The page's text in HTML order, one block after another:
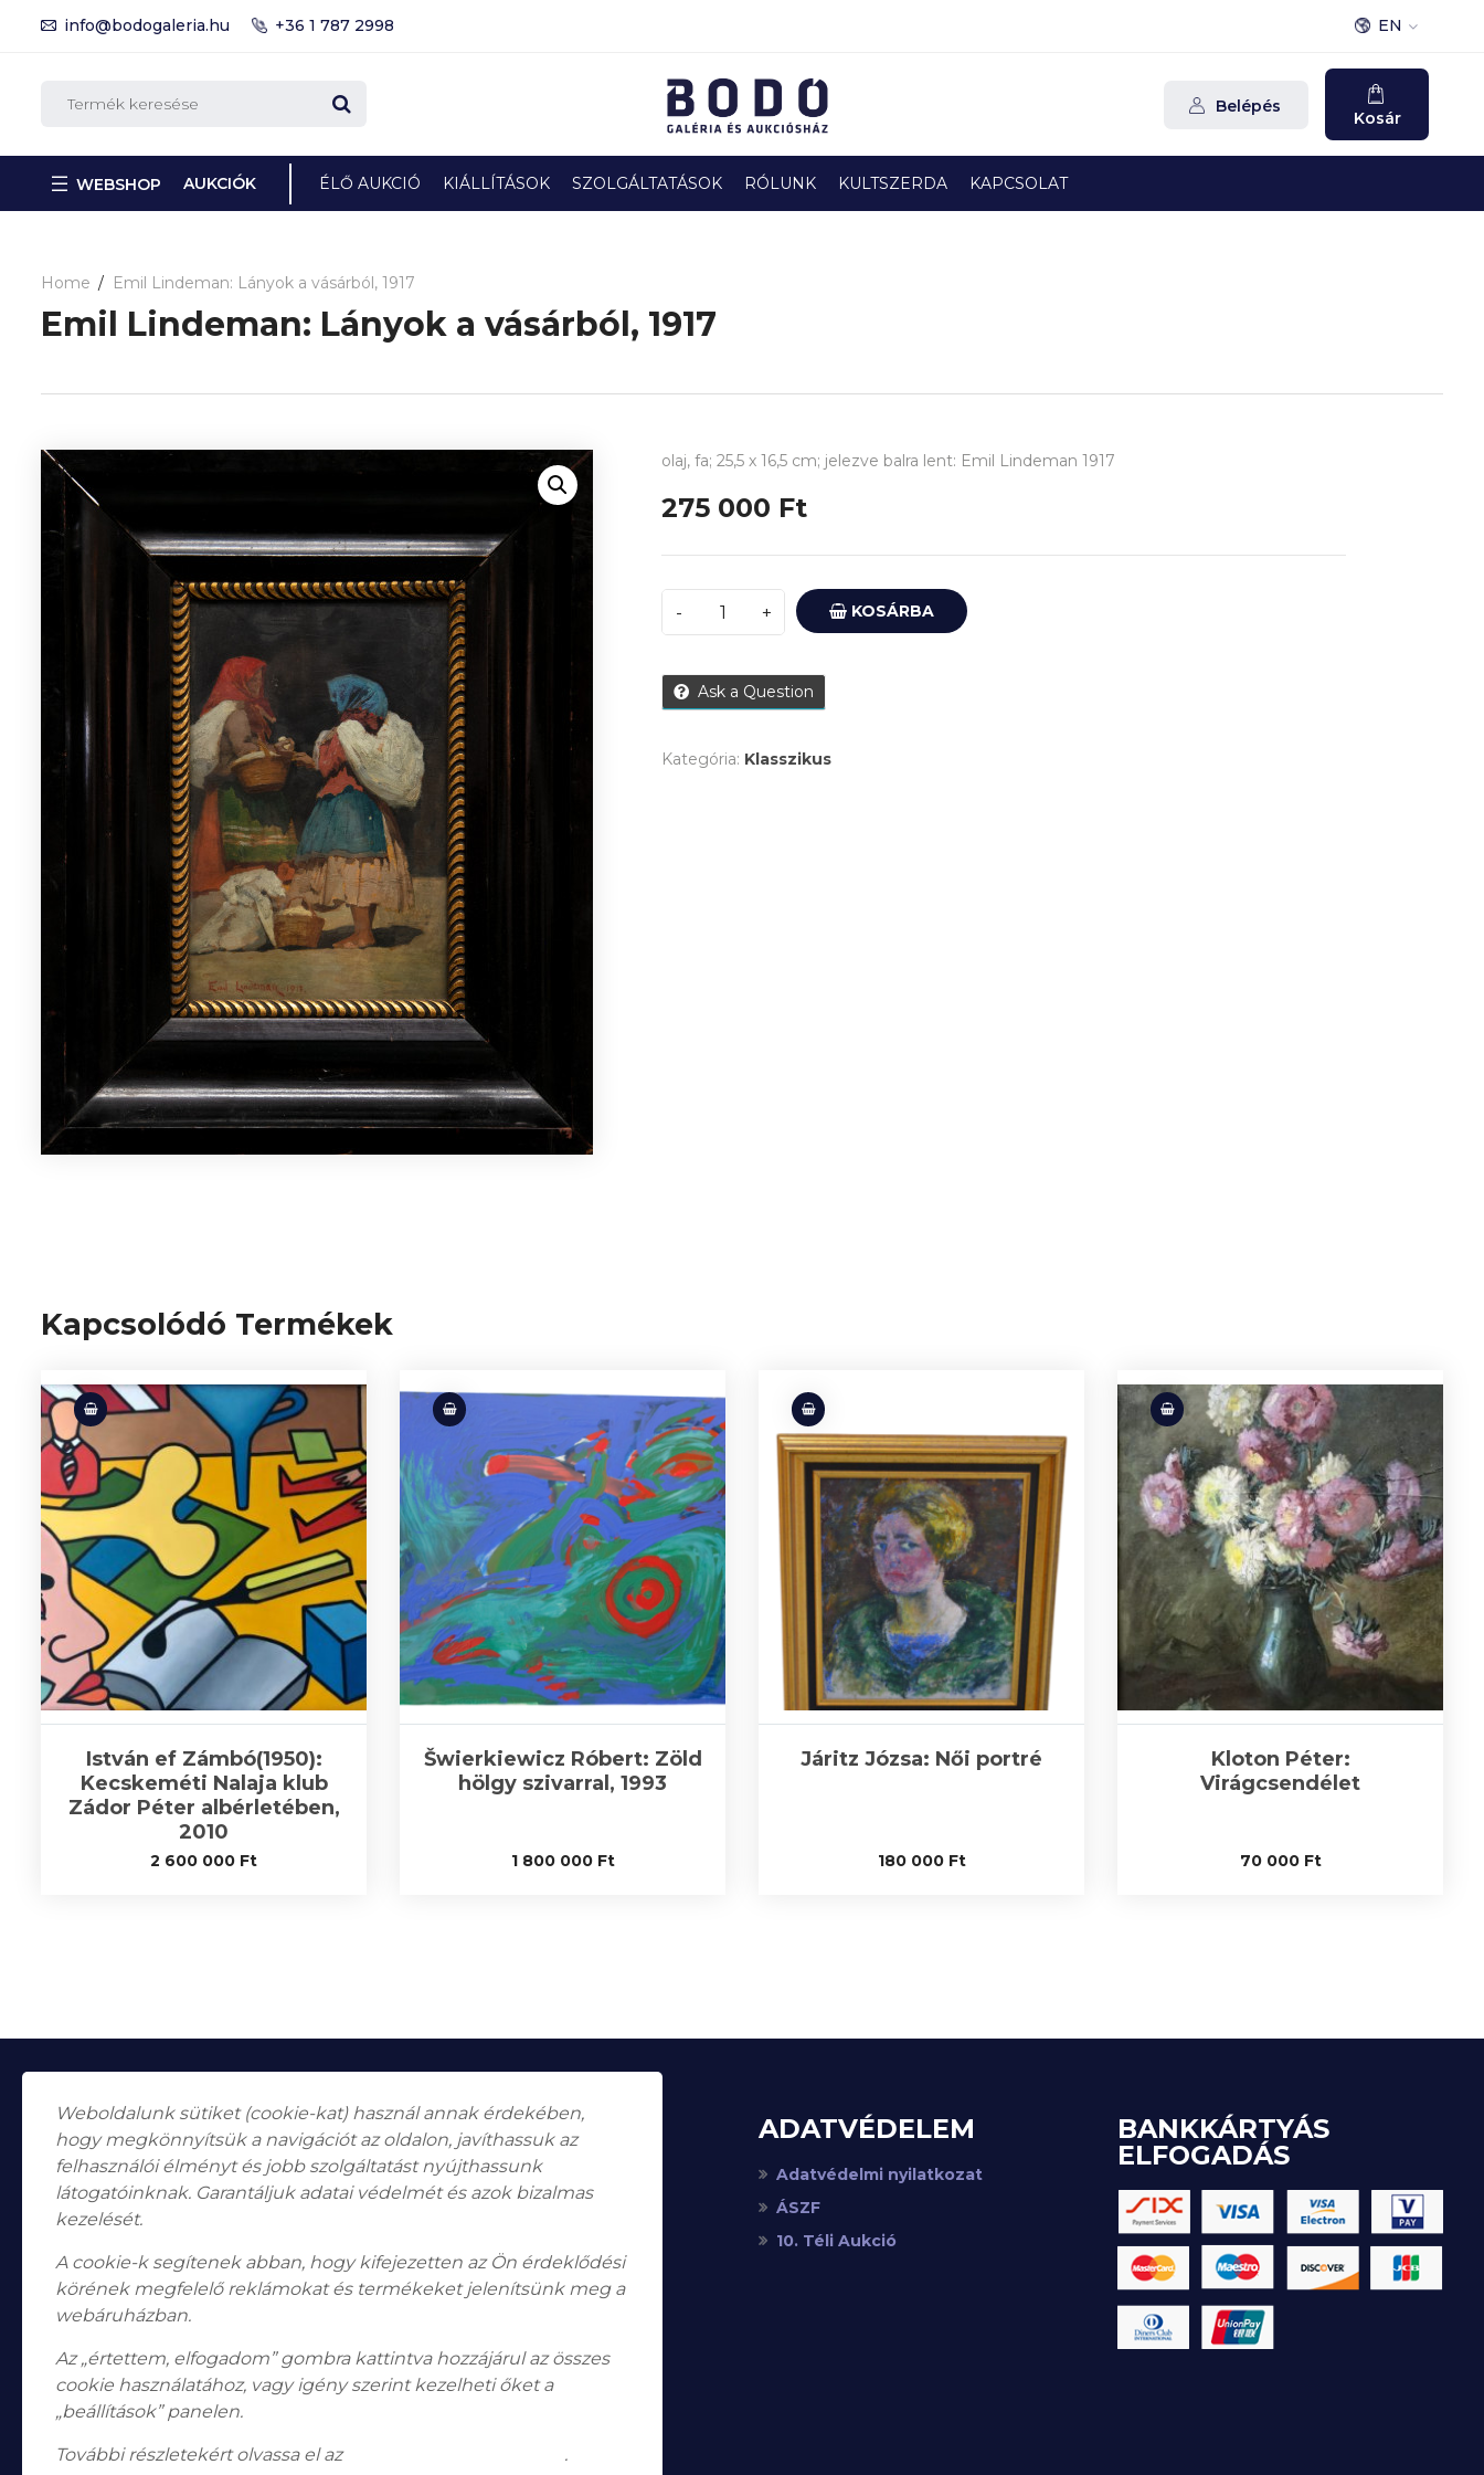
EN
+36 1 787 2998
info@bodogaleria.hu
Belépés
Kosár
WEBSHOP AUKCIÓK ÉLŐ AUKCIÓ KIÁLLÍTÁSOK SZOLGÁLTATÁSOK RÓLUNK KULTSZERDA KAPCSOLAT
Home Emil Lindeman: Lányok a vásárból, 1917
Emil Lindeman: Lányok a vásárból, 1917
olaj, fa; 25,5 x 16,5 cm; jelezve balra lent: Emil Lindeman 1917
275 000 Ft
KOSÁRBA
Ask a Question
Kategória: Klasszikus
Kapcsolódó Termékek
István ef Zámbó(1950):
Kecskeméti Nalaja klub
Zádor Péter albérletében,
2010
2 600 000 Ft
Šwierkiewicz Róbert: Zöld
hölgy szivarral, 1993
1 800 000 Ft
Járitz Józsa: Női portré
180 000 Ft
Kloton Péter:
Virágcsendélet
70 000 Ft
Falk Miksa utca 24-26. H-1055
Budapest
NyitvatartásHétfő, Péntek: 10:00–18:00
Szombat: 10:00-13:00 Vasárnap: zárva
info@bodogaleria.hu
ADATVÉDELEM
Adatvédelmi nyilatkozat
ÁSZF
10. Téli Aukció
BANKKÁRTYÁS
ELFOGADÁS
Weboldalunk sütiket (cookie-kat) használ annak érdekében,
hogy megkönnyítsük a navigációt az oldalon, javíthassuk az
felhasználói élményt és jobb szolgáltatást nyújthassunk
látogatóinknak. Garantáljuk adatai védelmét és azok bizalmas
kezelését.
A cookie-k segítenek abban, hogy kifejezetten az Ön érdeklődési
körének megfelelő reklámokat és termékeket jelenítsünk meg a
webáruházban.
Az „értettem, elfogadom” gombra kattintva hozzájárul az összes
cookie használatához, vagy igény szerint kezelheti őket a
„beállítások” panelen.
További részletekért olvassa el az .